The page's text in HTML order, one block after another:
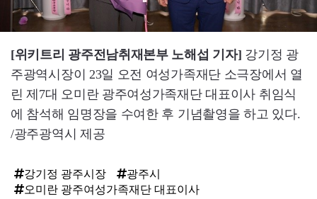
[위키트리 광주전남취재본부 노해섭 기자] 강기정 광
주광역시장이 23일 오전 여성가족재단 소극장에서 열
린 제7대 오미란 광주여성가족재단 대표이사 취임식
에 참석해 임명장을 수여한 후 기념촬영을 하고 있다.
/광주광역시 제공
강기정 광주시장
광주시
오미란 광주여성가족재단 대표이사